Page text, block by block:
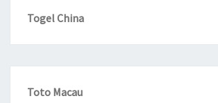
Togel China
Toto Macau